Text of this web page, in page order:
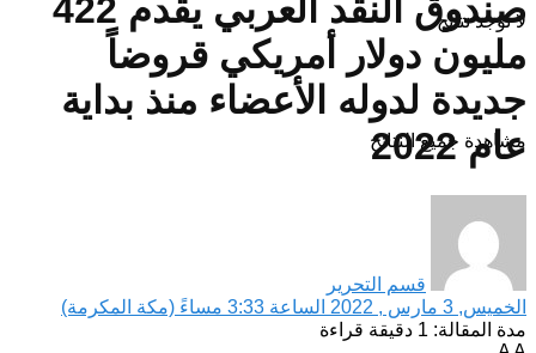
لا توجد نتائج
مشاهدة جميع النتائح
صندوق النقد العربي يقدم 422
مليون دولار أمريكي قروضاً
جديدة لدوله الأعضاء منذ بداية
عام 2022
قسم التحرير
الخميس, 3 مارس , 2022 الساعة 3:33 مساءً (مكة المكرمة)
مدة المقالة: 1 دقيقة قراءة